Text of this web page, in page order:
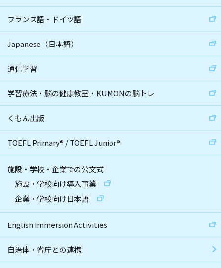
フランス語・ドイツ語
Japanese（日本語）
通信学習
学習療法・脳の健康教室・KUMONの脳トレ
くもん出版
TOEFL Primary® /TOEFL Junior®
施設・学校・企業での公文式
施設・学校向け導入事業
企業・学校向け日本語
English Immersion Activities
自治体・省庁との連携